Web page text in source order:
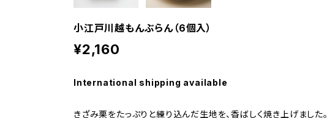
小江戸川越もんぶらん（6個入）
¥2,160
International shipping available
きざみ栗をたっぷりと練り込んだ生地を、香ばしく焼き上げました。